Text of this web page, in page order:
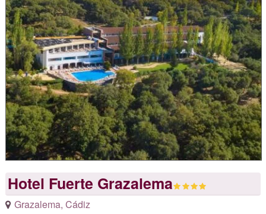
Hotel Fuerte Grazalema
Grazalema, Cádiz